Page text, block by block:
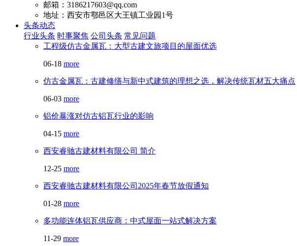
邮箱：3186217603@qq.com
地址：西安市鄠邑区大王镇工业园1号
头条动态
行业头条 时事聚焦 公司头条 常见问题
工程级仿古金属瓦：大型古建文旅项目的屋面优选
06-18 more
仿古金属瓦：古建修缮与新中式建筑的理想之选，解决传统瓦材五大痛点
06-03 more
铝价暴涨对仿古铝瓦行业的影响
04-15 more
西安睿驰古建材料有限公司 简介
12-25 more
西安睿驰古建材料有限公司2025年春节放假通知
01-28 more
多功能连体铝瓦供应商：中式屋面一站式解决方案
11-29 more